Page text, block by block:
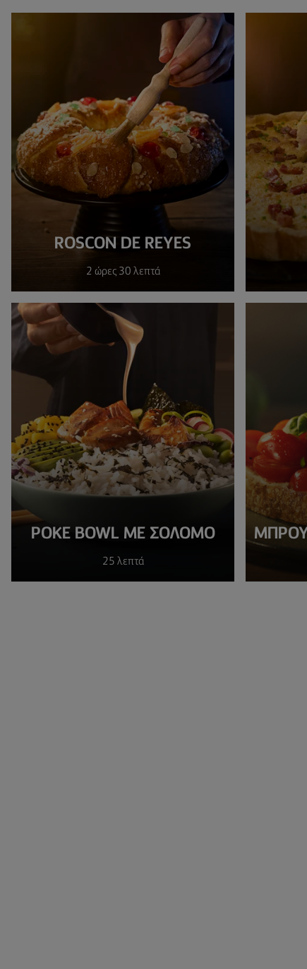
ROSCON DE REYES
2 ώρες 30 λεπτά
POKE BOWL ΜΕ ΣΟΛΟΜΌ
25 λεπτά